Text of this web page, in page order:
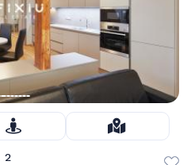
2